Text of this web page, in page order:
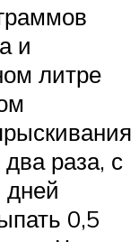
и
литре
раза, с
0,5